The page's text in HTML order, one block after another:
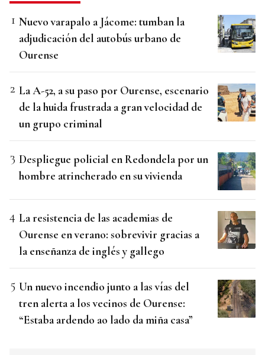
Nuevo varapalo a Jácome: tumban la
adjudicación del autobús urbano de
Ourense
La A-52, a su paso por Ourense, escenario
de la huida frustrada a gran velocidad de
un grupo criminal
Despliegue policial en Redondela por un
hombre atrincherado en su vivienda
La resistencia de las academias de
Ourense en verano: sobrevivir gracias a
la enseñanza de inglés y gallego
Un nuevo incendio junto a las vías del
tren alerta a los vecinos de Ourense:
“Estaba ardendo ao lado da miña casa”